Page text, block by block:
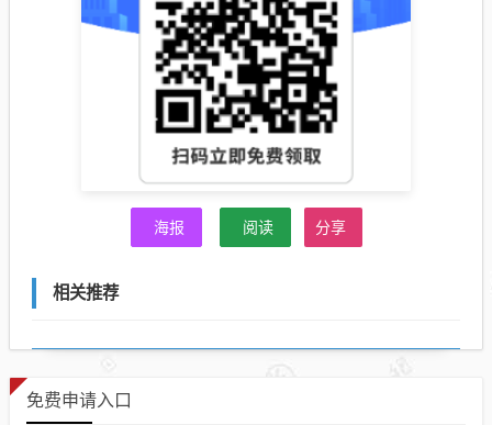
海报 阅读 分享
相关推荐
免费申请入口